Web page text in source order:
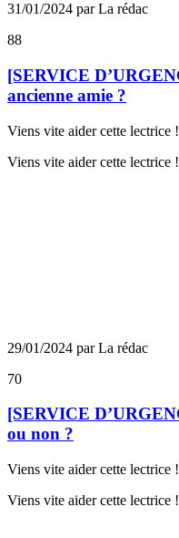
31/01/2024 par La rédac
88
[SERVICE
ancienne amie ?
Viens vite aider cette lectrice !
Viens vite aider cette lectrice !
29/01/2024 par La rédac
70
[SERVICE
ou non ?
Viens vite aider cette lectrice !
Viens vite aider cette lectrice !